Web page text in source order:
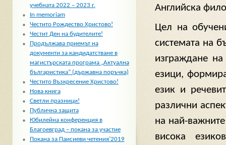
Английска
Цел на
системата на
изграждане
езици,
език и
различни
на най-
висока
учебната 2022 – 2023 г.
In memoriam
Честито Рождество Христово!
Честит Ден на будителите!
Продължава приемът на
документи за кандидатстване в
магистърската програма „Актуална
българистика“ (държавна поръчка)
Честито Възкресение Христово!
Нова книга
Светли празници!
Публична защита
Юбилейна конференция в
Благоевград – покана за участие
Покана за Паисиеви четения’2019